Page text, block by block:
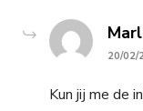
20/02/
Kun jij me de